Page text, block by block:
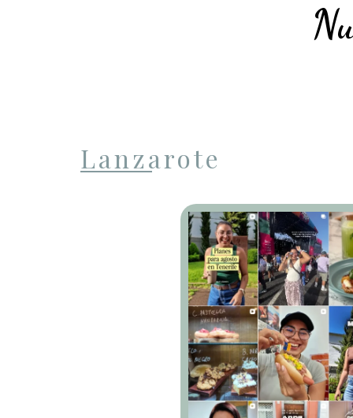
Lanzarote